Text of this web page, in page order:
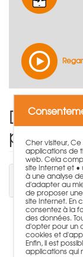
Donnez
produit
Vous
commentaire.
Aucune
Cher visiteur,
applications de
web. Cela
site Internet et
à une analyse
d'adapter au
de proposer
site Internet. En
consentez à la
des données.
d'opter pour un
cookies et
Enfin, il est
applications qui